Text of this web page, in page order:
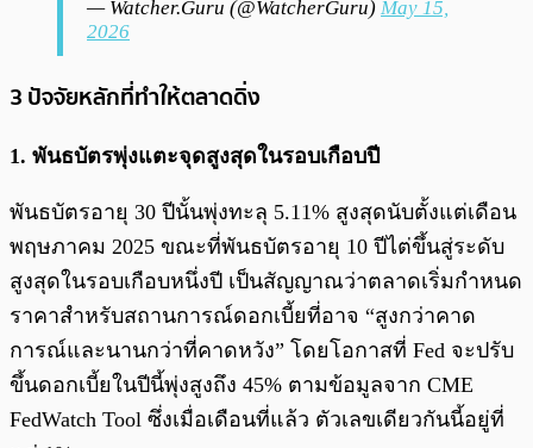
— Watcher.Guru (@WatcherGuru) May 15,
2026
3 ปัจจัยหลักที่ทำให้ตลาดดิ่ง
1. พันธบัตรพุ่งแตะจุดสูงสุดในรอบเกือบปี
พันธบัตรอายุ 30 ปีนั้นพุ่งทะลุ 5.11% สูงสุดนับตั้งแต่เดือน
พฤษภาคม 2025 ขณะที่พันธบัตรอายุ 10 ปีไต่ขึ้นสู่ระดับ
สูงสุดในรอบเกือบหนึ่งปี เป็นสัญญาณว่าตลาดเริ่มกำหนด
ราคาสำหรับสถานการณ์ดอกเบี้ยที่อาจ “สูงกว่าคาด
การณ์และนานกว่าที่คาดหวัง” โดยโอกาสที่ Fed จะปรับ
ขึ้นดอกเบี้ยในปีนี้พุ่งสูงถึง 45% ตามข้อมูลจาก CME
FedWatch Tool ซึ่งเมื่อเดือนที่แล้ว ตัวเลขเดียวกันนี้อยู่ที่